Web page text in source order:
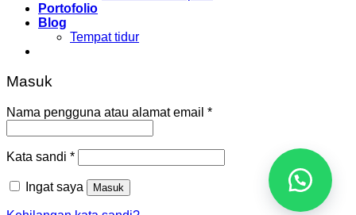
Portofolio
Blog
Tempat tidur
Masuk
Nama pengguna atau alamat email *
Kata sandi *
Ingat saya Masuk